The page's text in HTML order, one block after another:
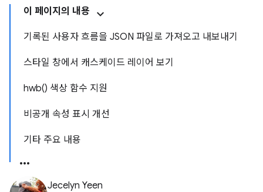
이 페이지의 내용
기록된 사용자 흐름을 JSON 파일로 가져오고 내보내기
스타일 창에서 캐스케이드 레이어 보기
hwb() 색상 함수 지원
비공개 속성 표시 개선
기타 주요 내용
Jecelyn Yeen